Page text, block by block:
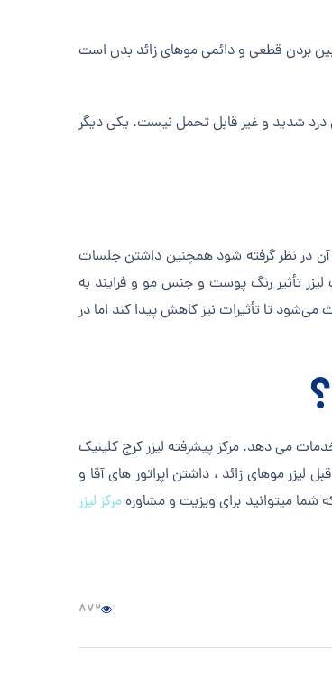
از بین بردن قطعی و دائمی موهای زائد بدن است
درد شدید و غیر قابل تحمل نیست. یکی دیگر
آن در نظر گرفته شود همچنین داشتن جلسات
تأثیر رنگ پوست و جنس مو و فرایند به
تا تأثیرات نیز کاهش پیدا کند اما در
خدمات می دهد. مرکز پیشرفته لیزر کرج کلینیک
لیزر موهای زائد ، داشتن اپراتور های آقا و
میتوانید برای ویزیت و مشاورهمرکز لیزر
872